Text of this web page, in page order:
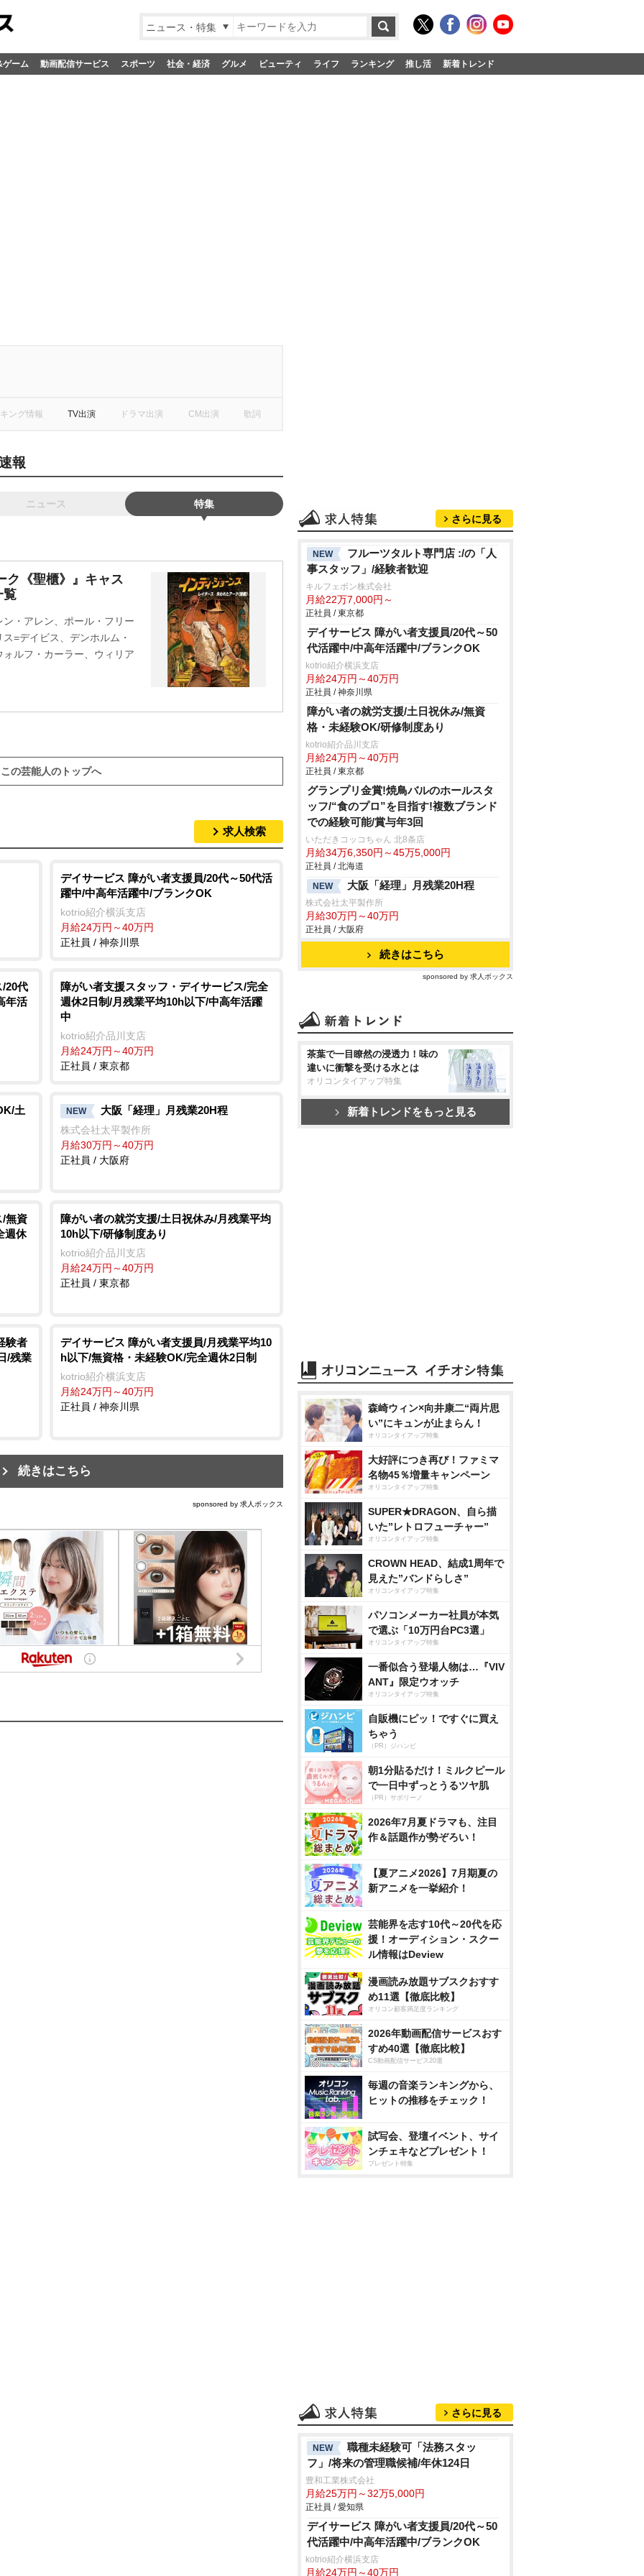
ニュース・特集
ゲーム 動画配信サービス スポーツ 社会・経済 グルメ ビューティ ライフ ランキング 推し活 新着トレンド
ング情報 TV出演 ドラマ出演 CM出演 歌詞
報
ニュース 特集
ク《聖櫃》』キャス
覧
・アレン、ポール・フリー
=デイビス、デンホルム・
ルフ・カーラー、ウィリア
この芸能人のトップへ
求人検索
デイサービス 障がい者支援員/20代～50代活
躍中/中高年活躍中/ブランクOK
kotrio紹介横浜支店
月給24万円～40万円
正社員 / 神奈川県
20代
年活
障がい者支援スタッフ・デイサービス/完全
週休2日制/月残業平均10h以下/中高年活躍
中
kotrio紹介品川支店
月給24万円～40万円
正社員 / 東京都
土 NEW 大阪「経理」月残業20H程
株式会社太平製作所
月給30万円～40万円
正社員 / 大阪府
/無資
週休
障がい者の就労支援/土日祝休み/月残業平均
10h以下/研修制度あり
kotrio紹介品川支店
月給24万円～40万円
正社員 / 東京都
験者
/残業
デイサービス 障がい者支援員/月残業平均10
h以下/無資格・未経験OK/完全週休2日制
kotrio紹介横浜支店
月給24万円～40万円
正社員 / 神奈川県
続きはこちら
sponsored by 求人ボックス
さらに見る
NEW
フルーツタルト専門店 :/の「人
事スタッフ」/経験者歓迎
キルフェボン株式会社
月給22万7,000円～
正社員 / 東京都
デイサービス 障がい者支援員/20代～50
代活躍中/中高年活躍中/ブランクOK
kotrio紹介横浜支店
月給24万円～40万円
正社員 / 神奈川県
障がい者の就労支援/土日祝休み/無資
格・未経験OK/研修制度あり
kotrio紹介品川支店
月給24万円～40万円
正社員 / 東京都
グランプリ金賞!焼鳥バルのホールスタ
ッフ/“食のプロ”を目指す!複数ブランド
での経験可能/賞与年3回
いただきコッコちゃん 北8条店
月給34万6,350円～45万5,000円
正社員 / 北海道
NEW
大阪「経理」月残業20H程
株式会社太平製作所
月給30万円～40万円
正社員 / 大阪府
続きはこちら
sponsored by 求人ボックス
茶葉で一目瞭然の浸透力！味の
違いに衝撃を受ける水とは
オリコンタイアップ特集
新着トレンドをもっと見る
森崎ウィン×向井康二“両片思
い”にキュンが止まらん！
オリコンタイアップ特集
大好評につき再び！ファミマ
名物45％増量キャンペーン
オリコンタイアップ特集
SUPER★DRAGON、自ら描
いた”レトロフューチャー”
オリコンタイアップ特集
CROWN HEAD、結成1周年で
見えた”バンドらしさ”
オリコンタイアップ特集
パソコンメーカー社員が本気
で選ぶ「10万円台PC3選」
オリコンタイアップ特集
一番似合う登場人物は…『VIV
ANT』限定ウオッチ
オリコンタイアップ特集
自販機にピッ！ですぐに買え
ちゃう
（PR）ジハンピ
朝1分貼るだけ！ミルクピール
で一日中ずっとうるツヤ肌
（PR）サボリーノ
2026年7月夏ドラマも、注目
作＆話題作が勢ぞろい！
【夏アニメ2026】7月期夏の
新アニメを一挙紹介！
芸能界を志す10代～20代を応
援！オーディション・スクー
ル情報はDeview
漫画読み放題サブスクおすす
め11選【徹底比較】
オリコン顧客満足度ランキング
2026年動画配信サービスおす
すめ40選【徹底比較】
CS動画配信サービス20選
毎週の音楽ランキングから、
ヒットの推移をチェック！
試写会、登壇イベント、サイ
ンチェキなどプレゼント！
プレゼント特集
さらに見る
NEW
職種未経験可「法務スタッ
フ」/将来の管理職候補/年休124日
豊和工業株式会社
月給25万円～32万5,000円
正社員 / 愛知県
デイサービス 障がい者支援員/20代～50
代活躍中/中高年活躍中/ブランクOK
kotrio紹介横浜支店
月給24万円～40万円